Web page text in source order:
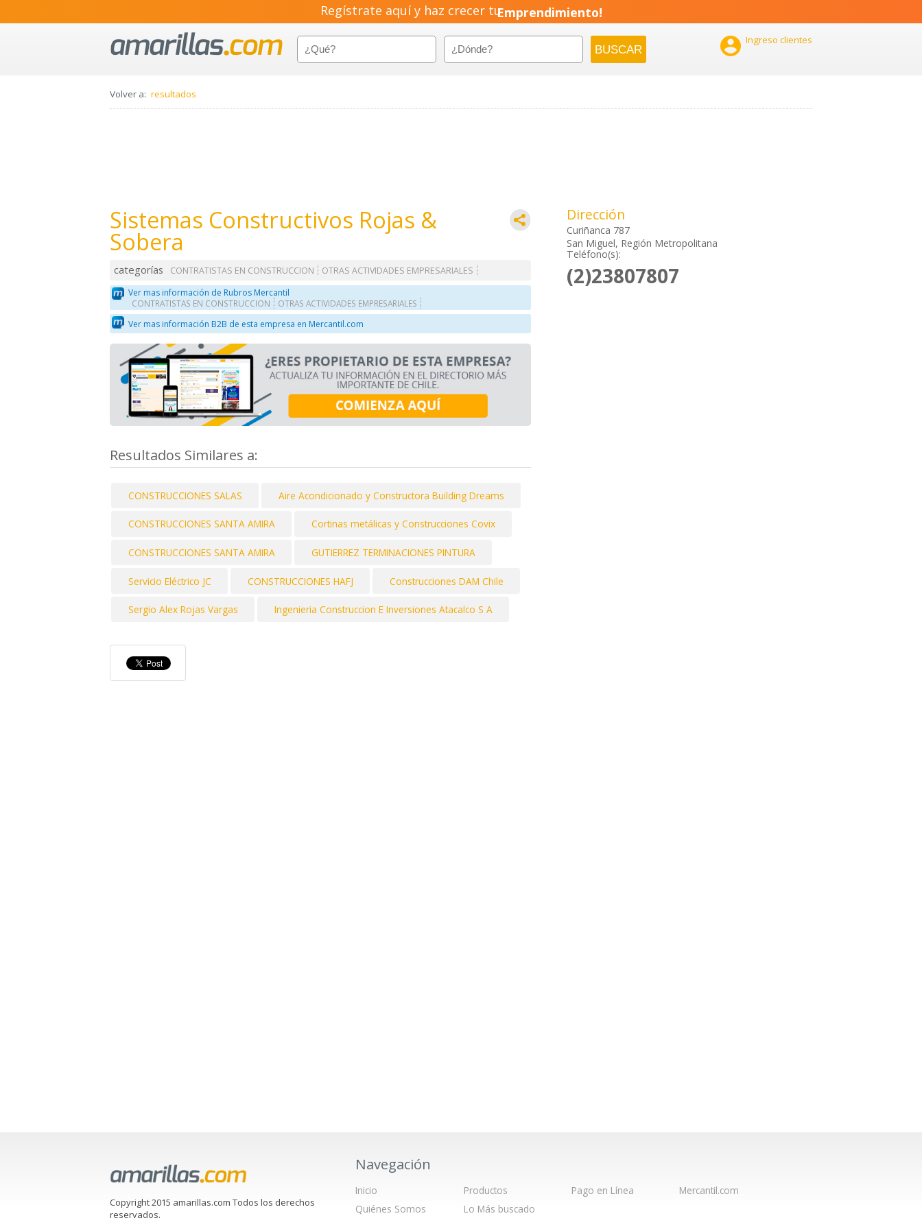
Regístrate aquí y haz crecer tuEmprendimiento!
 Ingreso clientes
Volver a: resultados
Sistemas Constructivos Rojas &
Sobera
categorías CONTRATISTAS EN CONSTRUCCION
OTRAS ACTIVIDADES EMPRESARIALES
Ver mas información de Rubros Mercantil
CONTRATISTAS EN CONSTRUCCION OTRAS ACTIVIDADES EMPRESARIALES
Ver mas información B2B de esta empresa en Mercantil.com
Resultados Similares a:
CONSTRUCCIONES SALAS Aire Acondicionado y Constructora Building Dreams
CONSTRUCCIONES SANTA AMIRA Cortinas metálicas y Construcciones Covix
CONSTRUCCIONES SANTA AMIRA GUTIERREZ TERMINACIONES PINTURA
Servicio Eléctrico JC CONSTRUCCIONES HAFJ Construcciones DAM Chile
Sergio Alex Rojas Vargas Ingenieria Construccion E Inversiones Atacalco S A
Dirección
Curiñanca 787
San Miguel, Región Metropolitana
Teléfono(s):
(2)23807807
Copyright 2015 amarillas.com Todos los derechos
reservados.
Navegación
Inicio
Quiénes Somos
Productos
Lo Más buscado
Pago en Línea Mercantil.com